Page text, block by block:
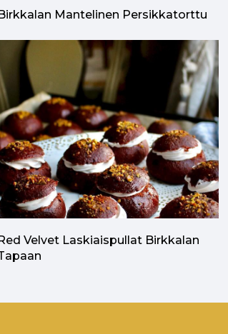
Mantelinen Persikkatorttu
Velvet Laskiaispullat Birkkalan